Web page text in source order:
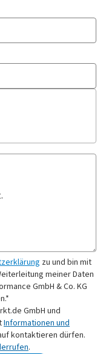
zu und bin mit
meiner Daten
GmbH & Co. KG
GmbH und
Informationen und
kontaktieren dürfen.
.